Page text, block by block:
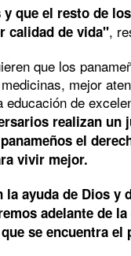
que el resto de
calidad de vida",
que los
mejor
educación de
realizan un
el
vivir mejor.
la ayuda de Dios y
adelante de
se encuentra el